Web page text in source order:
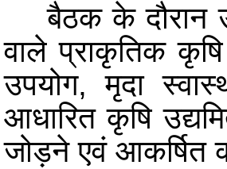
बैठक के दौरान
वाले प्राकृतिक
उपयोग, मृदा
आधारित कृषि
जोड़ने एवं आकर्षित